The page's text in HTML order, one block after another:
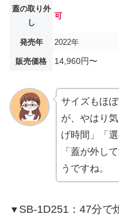
蓋の取り外
し
可
発売年 2022年
販売価格 14,960円〜
サイズもほ
が、やはり
げ時間」「
「蓋が外し
うですね。
▼ SB-1D251：47分で